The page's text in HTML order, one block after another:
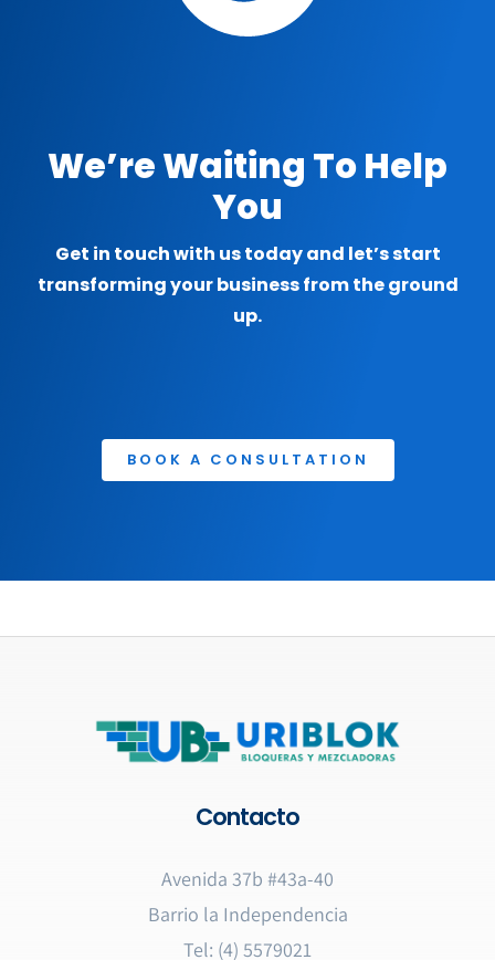
We’re Waiting To Help
You
Get in touch with us today and let’s start
transforming your business from the ground
up.
BOOK A CONSULTATION
Contacto
Avenida 37b #43a-40
Barrio la Independencia
Tel: (4) 5579021